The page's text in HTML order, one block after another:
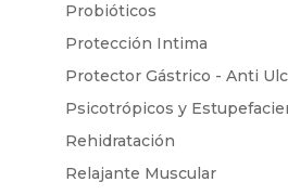
Probióticos
Protección Intima
Protector Gástrico - Anti
Psicotrópicos y
Rehidratación
Relajante Muscular